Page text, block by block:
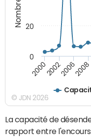
2000200220062008
0
20
© JDN 2026
La capacité de
rapport entre